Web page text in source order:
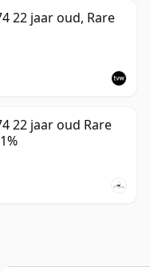
22 jaar oud, Rare
22 jaar oud Rare